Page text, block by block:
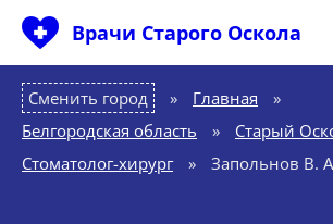
Врачи Старого Оскола
Сменить город Главная
»
Белгородская область
» Старый
Стоматолог-хирург
» Запольнов В.